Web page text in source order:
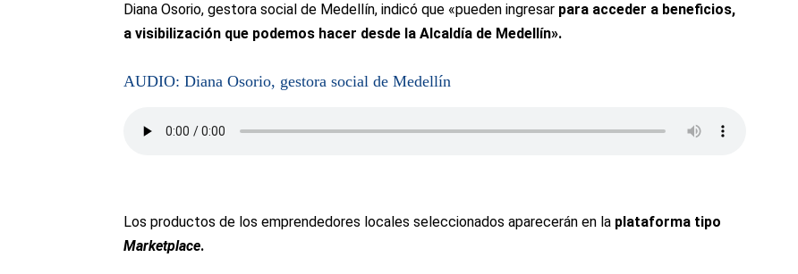
Diana Osorio, gestora social de Medellín, indicó que «pueden ingresar para acceder a beneficios,
a visibilización que podemos hacer desde la Alcaldía de Medellín».
AUDIO: Diana Osorio, gestora social de Medellín
Los productos de los emprendedores locales seleccionados aparecerán en la plataforma tipo
Marketplace.